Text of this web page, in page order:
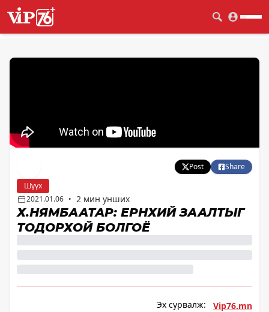
Post
Share
Шүүх
2021.01.06 • 2 мин унших
Х.НЯМБААТАР: ЕРӨНХИЙ ЗААЛТЫГ
ТОДОРХОЙ БОЛГОЁ
Эх сурвалж: Vip76.mn